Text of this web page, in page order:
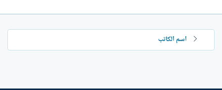
اسم الكاتب